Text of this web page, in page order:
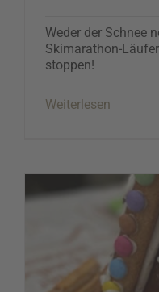
Weder der Schnee
Skimarathon-
stoppen!
Weiterlesen